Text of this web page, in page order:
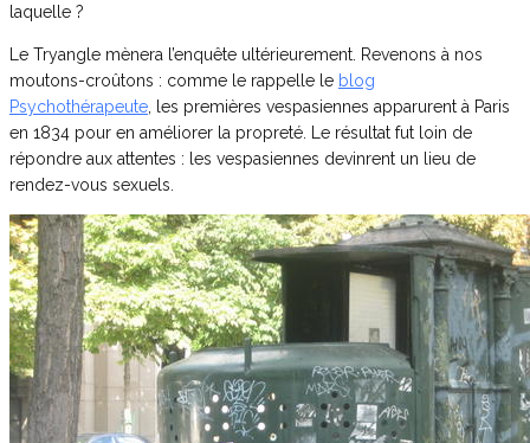
laquelle ?
Le Tryangle mènera l’enquête ultérieurement. Revenons à nos
moutons-croûtons : comme le rappelle le blog
Psychothérapeute , les premières vespasiennes apparurent à Paris
en 1834 pour en améliorer la propreté. Le résultat fut loin de
répondre aux attentes : les vespasiennes devinrent un lieu de
rendez-vous sexuels.